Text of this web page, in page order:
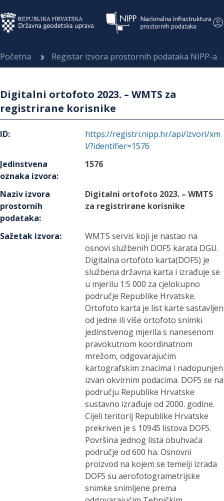
Početna Registar izvora prostornih podataka NIPP-a
Digitalni ortofoto 2023. – WMTS za
registrirane korisnike
ID:
https://registri.nipp.hr/api/izvori/xm
l/?identifier=1576
Jedinstvena
oznaka izvora:
1576
Naziv izvora
prostornih
podataka:
Digitalni ortofoto 2023. – WMTS
za registrirane korisnike
Sažetak izvora:
WMTS servis koji je nastao na
osnovi službenih DOF5 karata DGU.
Digitalna ortofoto karta(DOF5) je
službena državna karta i izrađuje se
u mjerilu 1:5 000 za cjelokupno
područje Republike Hrvatske.
Ortofoto karta je list karte sastavljen
od jedne ili više ortofoto snimki
jedinstvenog mjerila s nanesenom
pravokutnom koordinatnom
mrežom, odgovarajućim
kartografskim znacima i nadopunjen
izvan okvirnim podacima. DOF5 se na
području Republike Hrvatske
sustavno izrađuje od 2000. godine.
Cijeli teritorij Republike Hrvatske
prekriven je s 10945 listova DOF5.
Površina jednog lista obuhvaća
područje od 600 ha. Osnovni
proizvod na kojem se temelji izrada
DOF5 su aerofotogrametrijske
snimke snimljene prema